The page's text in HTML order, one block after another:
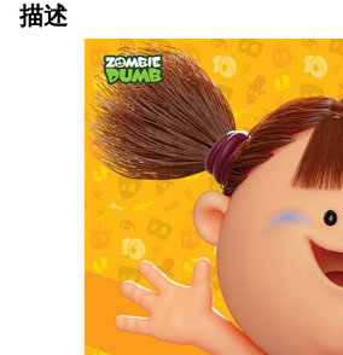
描述